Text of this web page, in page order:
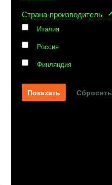
Страна-производитель
Италия
Россия
Финляндия
Сбросить